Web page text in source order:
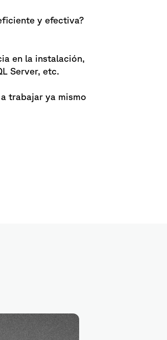
y efectiva?
en la instalación,
Server, etc.
trabajar ya mismo